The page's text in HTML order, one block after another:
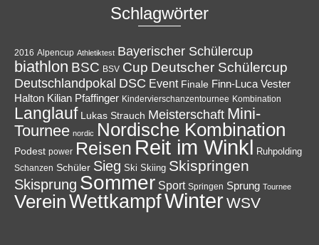
Schlagwörter
2016 Alpencup Athletiktest Bayerischer Schülercup
biathlon BSC BSV Cup Deutscher Schülercup
Deutschlandpokal DSC Event Finale Finn-Luca Vester
Halton Kilian Pfaffinger Kindervierschanzentournee Kombination
Langlauf Lukas Strauch Meisterschaft Mini-
Tournee nordic Nordische Kombination
Podest power Reisen Reit im Winkl Ruhpolding
Schanzen Schüler Sieg Ski Skiing Skispringen
Skisprung Sommer Sport Springen Sprung Tournee
VereinWettkampfWinterWSV